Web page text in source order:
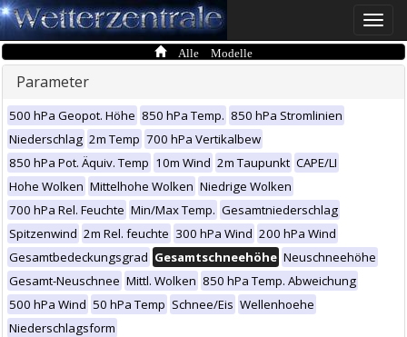
Toggle
Alle Modelle
Parameter
500 hPa Geopot. Höhe 850 hPa Temp. 850 hPa Stromlinien
Niederschlag 2m Temp 700 hPa Vertikalbew
850 hPa Pot. Äquiv. Temp 10m Wind 2m Taupunkt CAPE/LI
Hohe Wolken Mittelhohe Wolken Niedrige Wolken
700 hPa Rel. Feuchte Min/Max Temp. Gesamtniederschlag
Spitzenwind 2m Rel. feuchte 300 hPa Wind 200 hPa Wind
Gesamtbedeckungsgrad Gesamtschneehöhe Neuschneehöhe
Gesamt-Neuschnee Mittl. Wolken 850 hPa Temp. Abweichung
500 hPa Wind 50 hPa Temp Schnee/Eis Wellenhoehe
Niederschlagsform